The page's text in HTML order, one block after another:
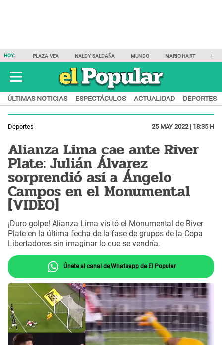
HOY: PLAZA VEA NALDY SALDAÑA MUNDO MARIO HART
ÚLTIMAS NOTICIAS ESPECTÁCULOS ACTUALIDAD DEPORTES
Deportes 25 MAY 2022 | 18:35 H
Alianza Lima cae ante River
Plate: Julián Álvarez
sorprendió así a Ángelo
Campos en el Monumental
[VIDEO]
¡Duro golpe! Alianza Lima visitó el Monumental de River
Plate en la última fecha de la fase de grupos de la Copa
Libertadores sin imaginar lo que se vendría.
Únete al canal de Whatsapp de El Popular